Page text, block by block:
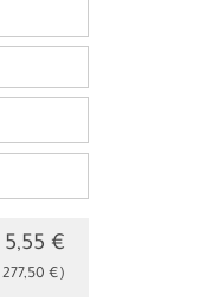
5,55 €
277,50 €)